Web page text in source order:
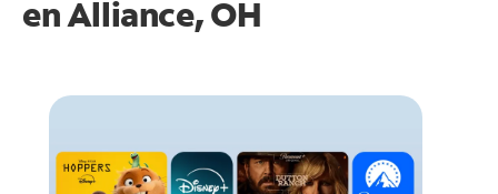
enAlliance, OH